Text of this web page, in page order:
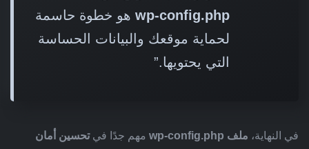
wp-config.php هو خطوة حاسمة
لحماية موقعك والبيانات الحساسة
التي يحتويها.”
في النهاية، ملف wp-config.php مهم جدًا فيتحسين أمان